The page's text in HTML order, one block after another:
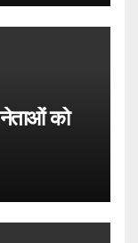
नेताओं को